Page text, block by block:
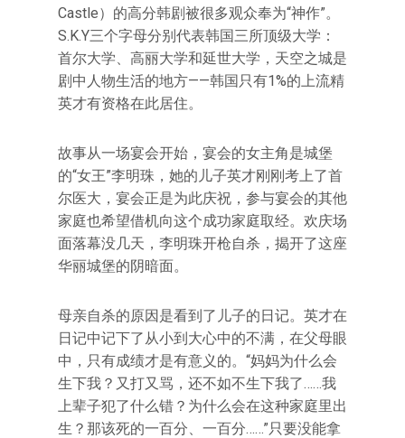
Castle）的高分韩剧被很多观众奉为“神作”。
S.K.Y三个字母分别代表韩国三所顶级大学：
首尔大学、高丽大学和延世大学，天空之城是
剧中人物生活的地方——韩国只有1%的上流精
英才有资格在此居住。
故事从一场宴会开始，宴会的女主角是城堡
的“女王”李明珠，她的儿子英才刚刚考上了首
尔医大，宴会正是为此庆祝，参与宴会的其他
家庭也希望借机向这个成功家庭取经。欢庆场
面落幕没几天，李明珠开枪自杀，揭开了这座
华丽城堡的阴暗面。
母亲自杀的原因是看到了儿子的日记。英才在
日记中记下了从小到大心中的不满，在父母眼
中，只有成绩才是有意义的。“妈妈为什么会
生下我？又打又骂，还不如不生下我了……我
上辈子犯了什么错？为什么会在这种家庭里出
生？那该死的一百分、一百分……”只要没能拿